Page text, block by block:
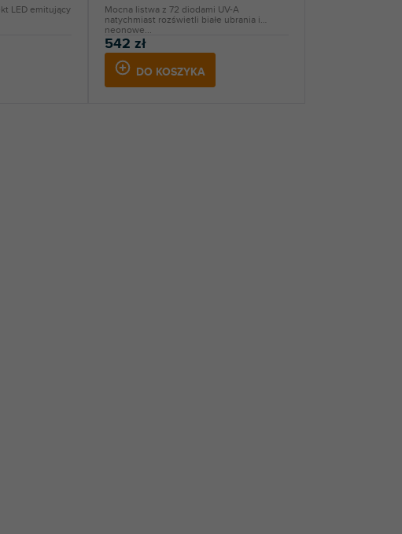
LED emitujący
542 zł
DO KOSZYKA
Mocna listwa z 72 diodami UV-A
natychmiast rozświetli białe ubrania i
neonowe...